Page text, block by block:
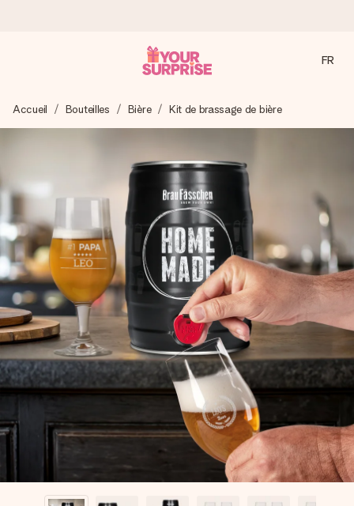
Nous préparons votre cadeau avec attention et l’envoyons
en un éclair – pour que vous puissiez l’offrir au bon moment,
4,9 (sur la base de +15 000 avis)
Nos cadeaux sont appréciés. Les clients nous attribuent
une note de 4,9 sur Google Reviews (total de tous les
pays où nous sommes présents).
Carte de vœux gratuite
Créez quelque chose d’unique en quelques étapes – avec
son prénom, votre photo ou un message qui touche le cœur.
Sans complications, juste tout l’amour pour le moment idéal.
FR
Accueil Bouteilles Bière Kit de brassage de bière